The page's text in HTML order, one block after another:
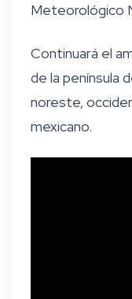
Meteorológico
Continuará el
de la península
noreste,
mexicano.